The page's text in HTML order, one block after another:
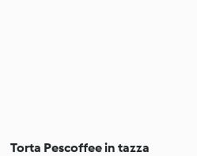
Torta Pescoffee in tazza